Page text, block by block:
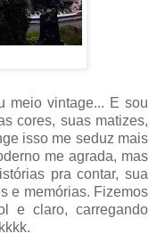
meio vintage... E sou
cores, suas matizes,
isso me seduz mais
me agrada, mas
pra contar, sua
e memórias. Fizemos
e claro, carregando